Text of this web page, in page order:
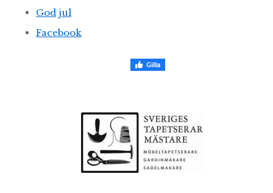
God jul
Facebook